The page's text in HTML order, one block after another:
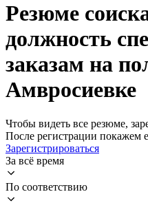
Резюме
должность
заказам на
Амвросиевке
Чтобы видеть все резюме,
После регистрации покажем
Зарегистрироваться
За всё время
По соответствию